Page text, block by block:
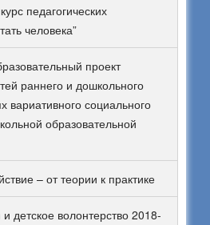
педагогических
человека”
проект
раннего и дошкольного
вариативного социального
образовательной
– от теории к практике
детское волонтерство 2018-